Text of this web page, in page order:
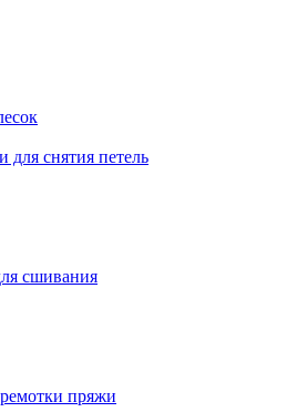
для снятия петель
сшивания
пряжи